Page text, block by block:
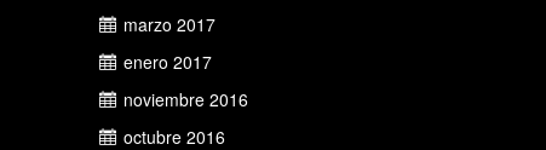
marzo 2017
enero 2017
noviembre 2016
octubre 2016